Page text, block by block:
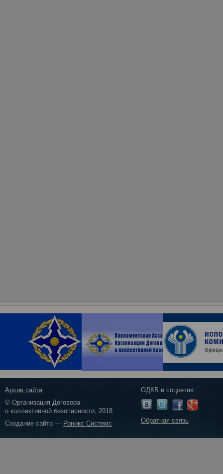
Архив сайта
© Организация Договора
о коллективной безопасности, 2018
Создание сайта — Роникс Системс
ОДКБ в соцсетях:
Обратная связь